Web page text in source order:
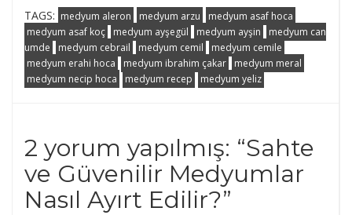
TAGS: medyum aleron medyum arzu
medyum asaf hoca
medyum asaf koç
medyum ayşegül medyum ayşin
medyum can
umde
medyum cebrail medyum cemil
medyum cemile
medyum erahi hoca
medyum ibrahim çakar
medyum meral
medyum necip hoca
medyum recep medyum yeliz
2 yorum yapılmış: “Sahte
ve Güvenilir Medyumlar
Nasıl Ayırt Edilir?”